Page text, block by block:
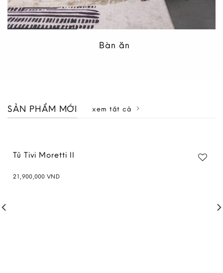
Bàn ăn
SẢN PHẨM MỚI xem tất cả
Tủ Tivi Moretti II
21,900,000VND